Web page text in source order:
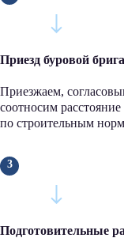
Приезд буровой
Приезжаем,
соотносим
по строительным
Подготовительные